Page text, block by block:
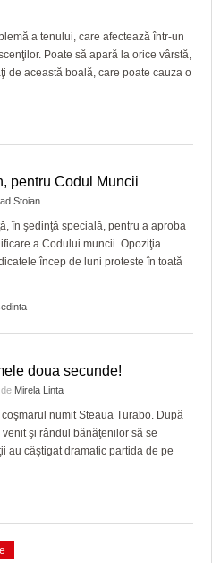
a tenului, care afectează într-un
Poate să apară la orice vârstă,
de această boală, care poate cauza o
pentru Codul Muncii
Stoian
în şedinţă specială, pentru a aproba
a Codului muncii. Opoziţia
încep de luni proteste în toată
doua secunde!
de Mirela Linta
numit Steaua Turabo. După
şi rândul bănăţenilor să se
au câştigat dramatic partida de pe